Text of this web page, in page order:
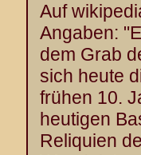
Auf
Angaben:
dem Grab
sich heute
frühen 10.
heutigen
Reliquien